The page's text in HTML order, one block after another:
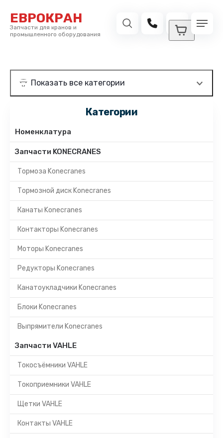
ЕВРОКРАН
Запчасти для кранов и
промышленного оборудования
Категории
Номенклатура
Запчасти KONECRANES
Тормоза Konecranes
Тормозной диск Konecranes
Канаты Konecranes
Контакторы Konecranes
Моторы Konecranes
Редукторы Konecranes
Канатоукладчики Konecranes
Блоки Konecranes
Выпрямители Konecranes
Запчасти VAHLE
Токосъёмники VAHLE
Токоприемники VAHLE
Щетки VAHLE
Контакты VAHLE